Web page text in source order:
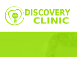
Skip
to
content